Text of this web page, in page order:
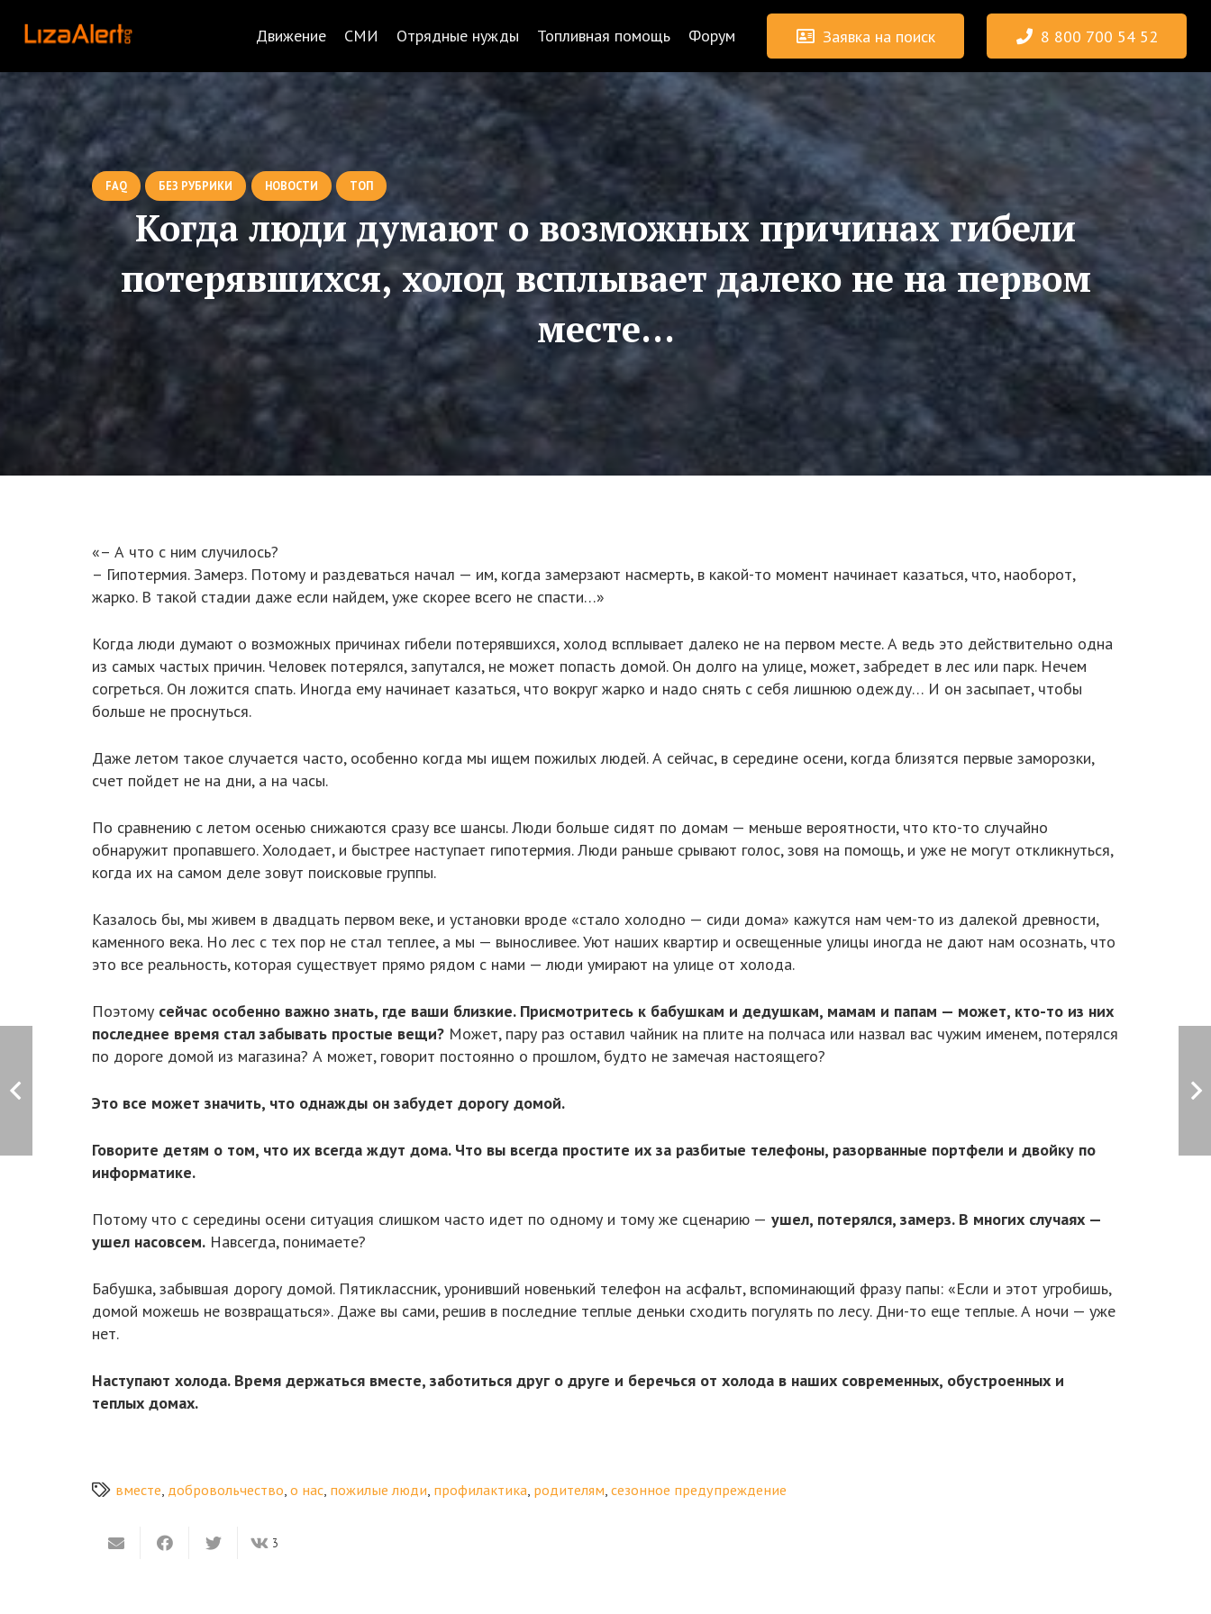
Движение СМИ Отрядные нужды Топливная помощь Форум Заявка на поиск 8 800 700 54 52
FAQ БЕЗ РУБРИКИ НОВОСТИ ТОП
Когда люди думают о возможных причинах гибели
потерявшихся, холод всплывает далеко не на первом
месте…
«– А что с ним случилось?
– Гипотермия. Замерз. Потому и раздеваться начал — им, когда замерзают насмерть, в какой-то момент начинает казаться, что, наоборот,
жарко. В такой стадии даже если найдем, уже скорее всего не спасти…»
Когда люди думают о возможных причинах гибели потерявшихся, холод всплывает далеко не на первом месте. А ведь это действительно одна
из самых частых причин. Человек потерялся, запутался, не может попасть домой. Он долго на улице, может, забредет в лес или парк. Нечем
согреться. Он ложится спать. Иногда ему начинает казаться, что вокруг жарко и надо снять с себя лишнюю одежду… И он засыпает, чтобы
больше не проснуться.
Даже летом такое случается часто, особенно когда мы ищем пожилых людей. А сейчас, в середине осени, когда близятся первые заморозки,
счет пойдет не на дни, а на часы.
По сравнению с летом осенью снижаются сразу все шансы. Люди больше сидят по домам — меньше вероятности, что кто-то случайно
обнаружит пропавшего. Холодает, и быстрее наступает гипотермия. Люди раньше срывают голос, зовя на помощь, и уже не могут откликнуться,
когда их на самом деле зовут поисковые группы.
Казалось бы, мы живем в двадцать первом веке, и установки вроде «стало холодно — сиди дома» кажутся нам чем-то из далекой древности,
каменного века. Но лес с тех пор не стал теплее, а мы — выносливее. Уют наших квартир и освещенные улицы иногда не дают нам осознать, что
это все реальность, которая существует прямо рядом с нами — люди умирают на улице от холода.
Поэтому сейчас особенно важно знать, где ваши близкие. Присмотритесь к бабушкам и дедушкам, мамам и папам — может, кто-то из них
последнее время стал забывать простые вещи? Может, пару раз оставил чайник на плите на полчаса или назвал вас чужим именем, потерялся
по дороге домой из магазина? А может, говорит постоянно о прошлом, будто не замечая настоящего?
Это все может значить, что однажды он забудет дорогу домой.
Говорите детям о том, что их всегда ждут дома. Что вы всегда простите их за разбитые телефоны, разорванные портфели и двойку по
информатике.
Потому что с середины осени ситуация слишком часто идет по одному и тому же сценарию — ушел, потерялся, замерз. В многих случаях —
ушел насовсем. Навсегда, понимаете?
Бабушка, забывшая дорогу домой. Пятиклассник, уронивший новенький телефон на асфальт, вспоминающий фразу папы: «Если и этот угробишь,
домой можешь не возвращаться». Даже вы сами, решив в последние теплые деньки сходить погулять по лесу. Дни-то еще теплые. А ночи — уже
нет.
Наступают холода. Время держаться вместе, заботиться друг о друге и беречься от холода в наших современных, обустроенных и
теплых домах.
вместе добровольчество ,о нас пожилые люди профилактика родителям ,сезонное предупреждение
3